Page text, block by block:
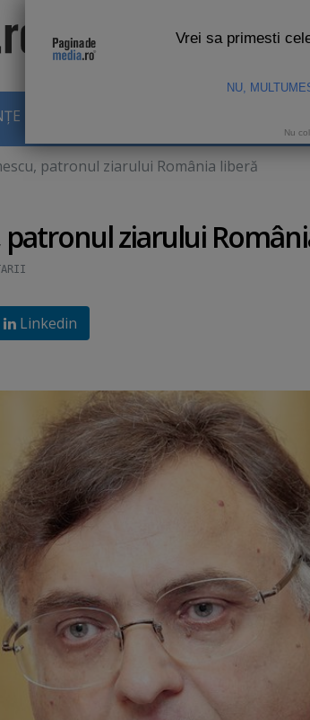
TV
patronul ziarului România liberă
ziarului
Linkedin
Vrei sa primesti
NU,
Nu